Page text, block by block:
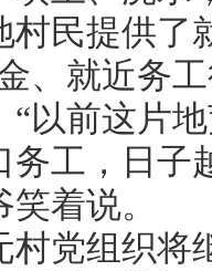
民提供了
、就近务
“以前这片
务工，日子
着说。
党组织将